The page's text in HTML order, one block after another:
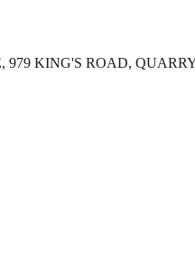
979 KING'S ROAD,